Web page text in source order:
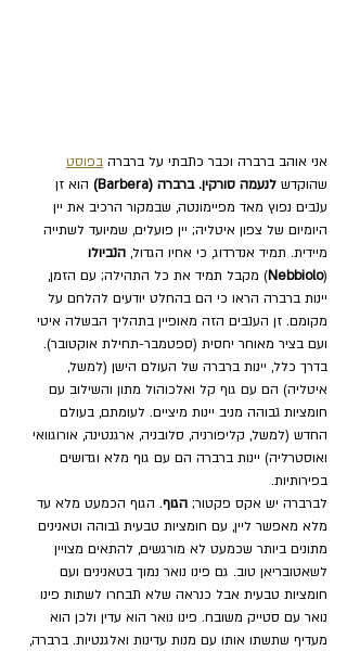
אני אוהב ברברה וכבר כתבתי על ברברה בפוסט
שהוקדש לנעמה סורקין. ברברה (Barbera)
הוא זן
ענבים נפוץ מאד מפיימונטה, שבמקור הרכיב את יין
היומיום של צפון איטליה; יין פועלים, שמיועד לשתייה
מיידית. תמיד אנדרדוג, כי אחיו הגדול, הנביולו
(
Nebbiolo) מקבל תמיד את כל התהילה; עם הזמן,
יינות ברברה הראו כי הם בהחלט יודעים להלחם על
מקומם. זן הענבים הזה מאופיין בתהליך הבשלה איטי
ועם בציר מאוחר יחסית (ספטמבר-תחילת אוקטובר).
בדרך כלל, יינות ברברה של העולם הישן (למשל,
איטליה) הם עם גוף קל ואלכוהול מתון והשילוב עם
חומציות גבוהה מניב יינות מיציים. לעומתם, בעולם
החדש (למשל, קליפורניה, סלובניה, ארגנטינה, אורוגוואי
ואוסטרליה) יינות ברברה הם עם גוף מלא וגדושים
בפירותיות.
לברברה יש אקס פקטור; הגוף. הגוף הכמעט מלא עד
מלא מאפשר ליין, עם חומציות טבעית גבוהה וטאנינים
מתונים ביותר שכמעט לא מורגשים, להתאים מצויין
לשאטובריאן טוב. גם פינו נואר נמוך בטאנינים ועם
חומציות טבעית אבל כנראה שלא תבחרו לשתות פינו
נואר עם סטייק משובח. פינו נואר הוא עדין ולכן הוא
מעדיף שתשתו אותו עם מנות עדינות ואלגנטיות. ברברה,